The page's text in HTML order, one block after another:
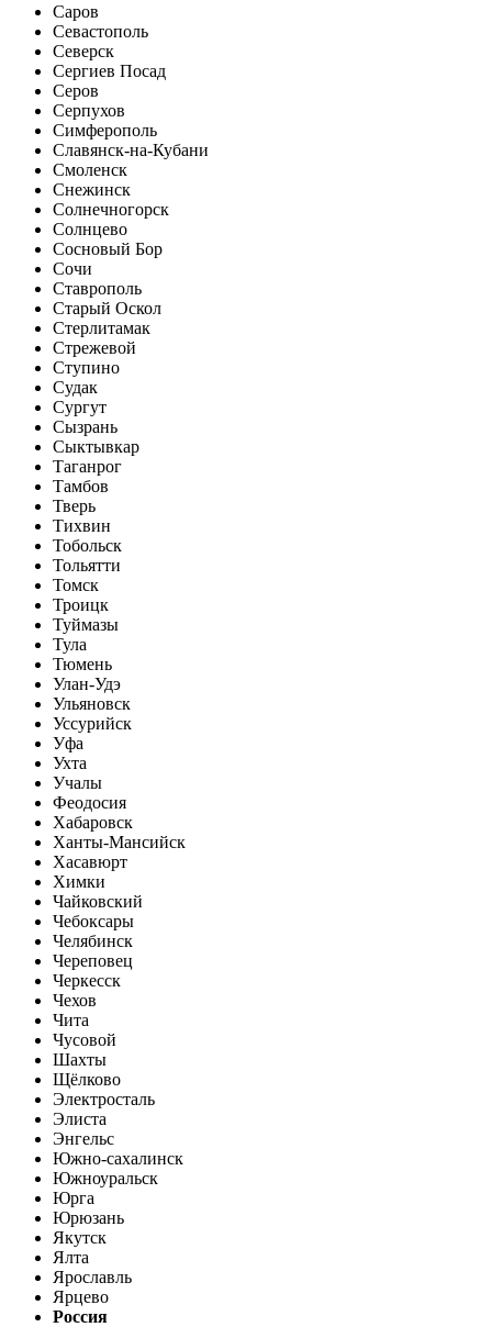
Саров
Севастополь
Северск
Сергиев Посад
Серов
Серпухов
Симферополь
Славянск-на-Кубани
Смоленск
Снежинск
Солнечногорск
Солнцево
Сосновый Бор
Сочи
Ставрополь
Старый Оскол
Стерлитамак
Стрежевой
Ступино
Судак
Сургут
Сызрань
Сыктывкар
Таганрог
Тамбов
Тверь
Тихвин
Тобольск
Тольятти
Томск
Троицк
Туймазы
Тула
Тюмень
Улан-Удэ
Ульяновск
Уссурийск
Уфа
Ухта
Учалы
Феодосия
Хабаровск
Ханты-Мансийск
Хасавюрт
Химки
Чайковский
Чебоксары
Челябинск
Череповец
Черкесск
Чехов
Чита
Чусовой
Шахты
Щёлково
Электросталь
Элиста
Энгельс
Южно-сахалинск
Южноуральск
Юрга
Юрюзань
Якутск
Ялта
Ярославль
Ярцево
Россия